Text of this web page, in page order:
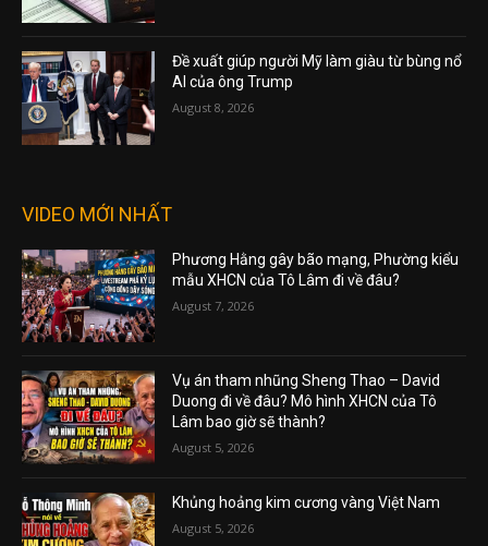
Đề xuất giúp người Mỹ làm giàu từ bùng nổ
AI của ông Trump
August 8, 2026
VIDEO MỚI NHẤT
Phương Hằng gây bão mạng, Phường kiểu
mẫu XHCN của Tô Lâm đi về đâu?
August 7, 2026
Vụ án tham nhũng Sheng Thao – David
Duong đi về đâu? Mô hình XHCN của Tô
Lâm bao giờ sẽ thành?
August 5, 2026
Khủng hoảng kim cương vàng Việt Nam
August 5, 2026